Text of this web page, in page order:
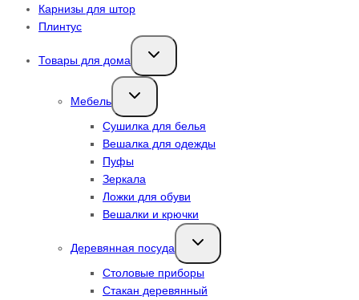
Карнизы для штор
Плинтус
Товары для дома
Переключить
дочернее
Мебель
Переключить
дочернее
Сушилка для белья
Вешалка для одежды
Пуфы
Зеркала
Ложки для обуви
Вешалки и крючки
Деревянная посуда
Переключить
дочернее
Столовые приборы
Стакан деревянный